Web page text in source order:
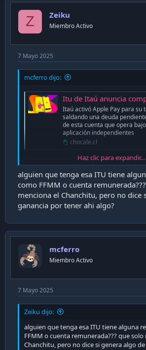
Z Zeiku
Miembro Activo
7 Mayo 2025
mcferro dijo:
Itu de Itaú anuncia
Itaú activó Apple Pay para su
saldando una deuda
de esta cuenta que opera
aplicación independientes
chocale.cl
Demorò!
Ver adjunto 41449
Haz clic para expandir...
alguien que tenga esa ITU tiene
como FFMM o cuenta
menciona el Chanchitu, pero no dice
ganancia por tener ahi algo?
mcferro
Miembro Activo
7 Mayo 2025
Zeiku dijo:
alguien que tenga esa ITU tiene alguna
FFMM o cuenta remunerada??? que
Chanchitu, pero no dice si genera algo